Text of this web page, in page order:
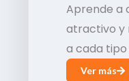
Aprende a
atractivo y
a cada
Ver más